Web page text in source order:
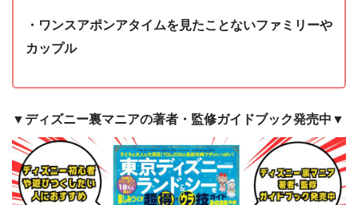
・ワンスアポンアタイムを見たことないファミリーや
カップル
▼ディズニー裏マニアの著者・監修ガイドブック発売中▼